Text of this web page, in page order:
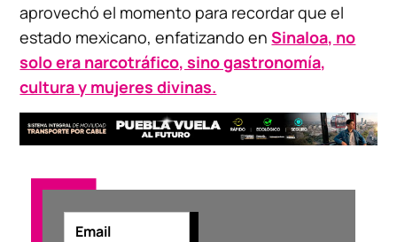
aprovechó el momento para recordar que el
estado mexicano, enfatizando enSinaloa, no
solo era narcotráfico, sino gastronomía,
cultura y mujeres divinas.